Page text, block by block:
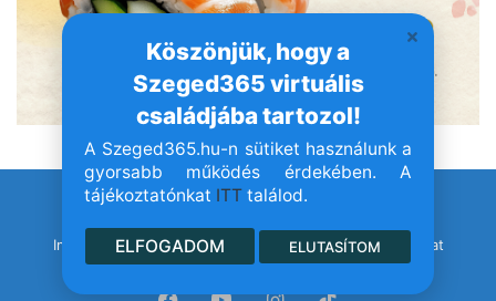
Köszönjük, hogy a
Szeged365 virtuális
családjába tartozol!
A Szeged365.hu-n sütiket használunk a
gyorsabb működés érdekében. A
tájékoztatónkat ITT találod.
ELFOGADOM ELUTASÍTOM
© Szeged365.hu I Minden jog fenntartva!
Impresszum
Adatvédelem Jogvédelem Médiaajánlat